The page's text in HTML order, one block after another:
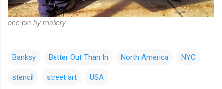
one pic by mallery
Banksy Better Out Than In North America NYC
stencil street art USA